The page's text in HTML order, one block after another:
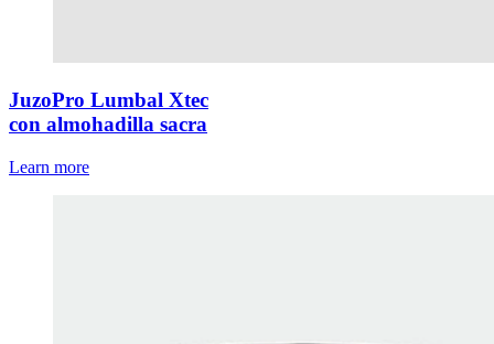
JuzoPro Lumbal Xtec
con almohadilla sacra
Learn more